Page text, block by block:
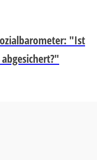
"Ist